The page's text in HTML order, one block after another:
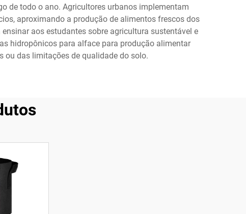
de todo o ano. Agricultores urbanos implementam
aproximando a produção de alimentos frescos dos
aos estudantes sobre agricultura sustentável e
hidropônicos para alface para produção alimentar
ou das limitações de qualidade do solo.